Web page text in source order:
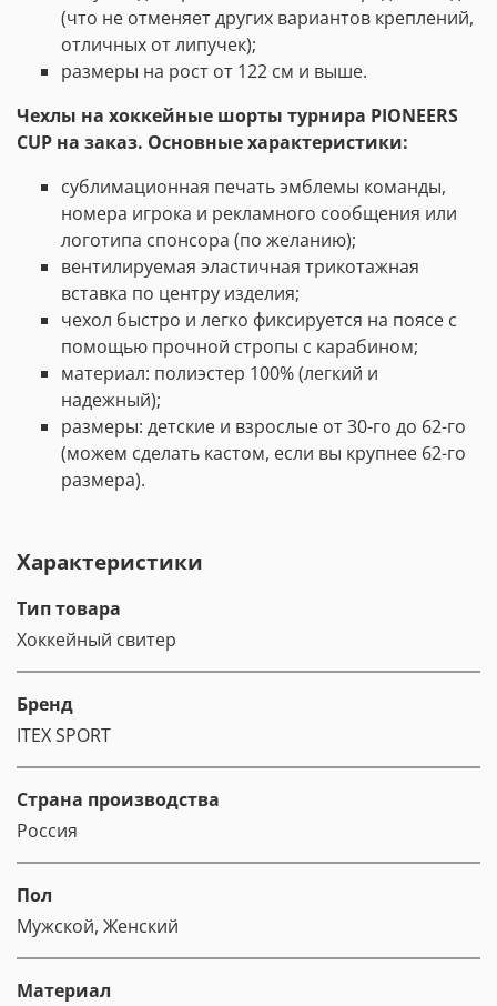
(что не отменяет других вариантов креплений,
отличных от липучек);
размеры на рост от 122 см и выше.
Чехлы на хоккейные шорты турнира PIONEERS
CUP на заказ. Основные характеристики:
сублимационная печать эмблемы команды,
номера игрока и рекламного сообщения или
логотипа спонсора (по желанию);
вентилируемая эластичная трикотажная
вставка по центру изделия;
чехол быстро и легко фиксируется на поясе с
помощью прочной стропы с карабином;
материал: полиэстер 100% (легкий и
надежный);
размеры: детские и взрослые от 30-го до 62-го
(можем сделать кастом, если вы крупнее 62-го
размера).
Характеристики
Тип товара
Хоккейный свитер
Бренд
ITEX SPORT
Страна производства
Россия
Пол
Мужской, Женский
Материал